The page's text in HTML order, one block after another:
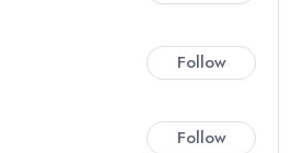
Follow
Follow